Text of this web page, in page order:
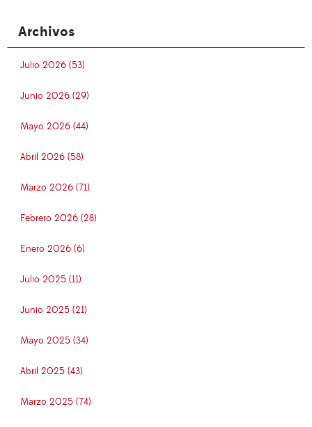
Archivos
Julio 2026 (53)
Junio 2026 (29)
Mayo 2026 (44)
Abril 2026 (58)
Marzo 2026 (71)
Febrero 2026 (28)
Enero 2026 (6)
Julio 2025 (11)
Junio 2025 (21)
Mayo 2025 (34)
Abril 2025 (43)
Marzo 2025 (74)